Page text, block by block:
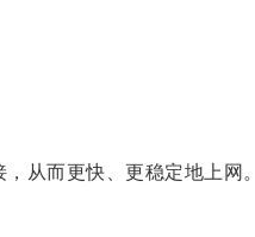
从而更快、更稳定地上网。